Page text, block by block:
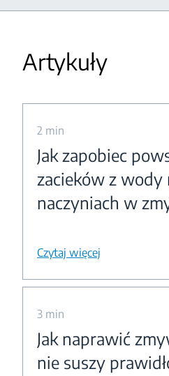
Artykuły
2 min
Jak zapobiec
zacieków z wody
naczyniach w
Czytaj więcej
3 min
Jak naprawić
nie suszy